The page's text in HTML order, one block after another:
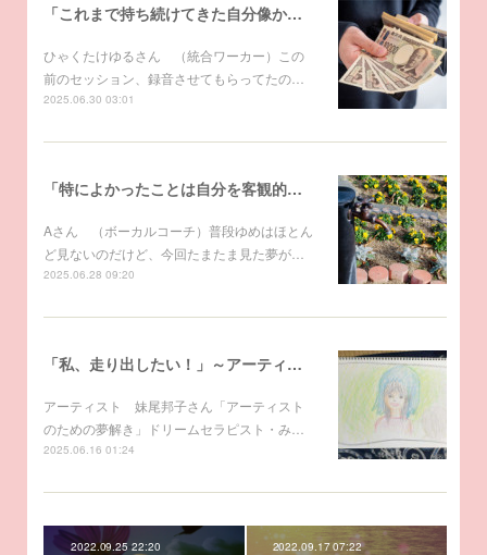
「これまで持ち続けてきた自分像からなにから、すべてが変わり始めた」～アーティストのための夢解き
ひゃくたけゆるさん （統合ワーカー）この
前のセッション、録音させてもらってたの…
2025.06.30 03:01
「特によかったことは自分を客観的に見られたことでした」～アーティストのための夢解き
Aさん （ボーカルコーチ）普段ゆめはほとん
ど見ないのだけど、今回たまたま見た夢が…
2025.06.28 09:20
「私、走り出したい！」～アーティストのための夢解き
アーティスト 妹尾邦子さん「アーティスト
のための夢解き」ドリームセラピスト・み…
2025.06.16 01:24
2022.09.25 22:20 2022.09.17 07:22